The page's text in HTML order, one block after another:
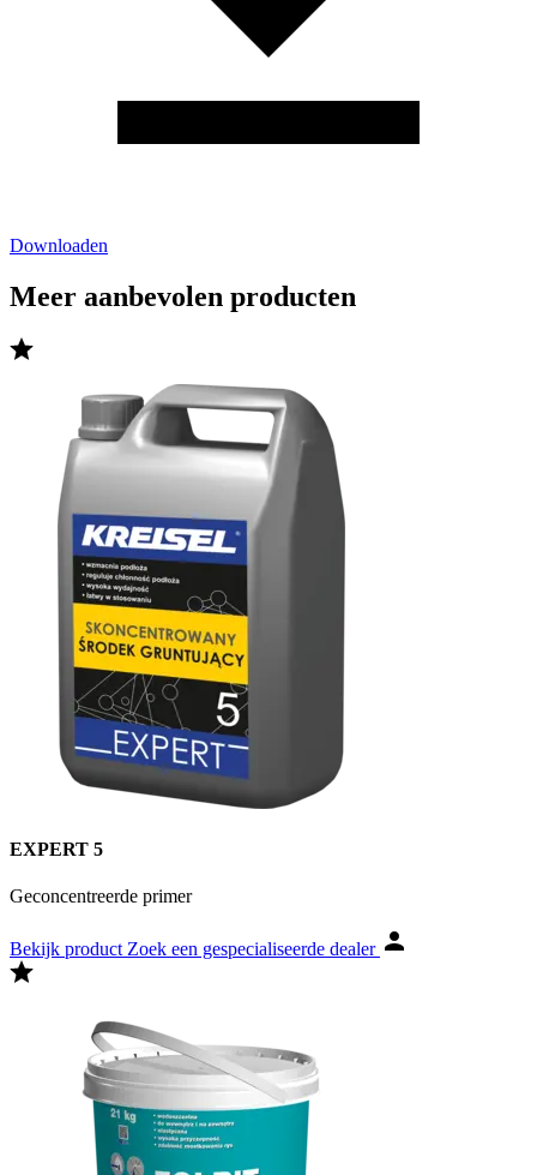
Downloaden
Meer aanbevolen producten
EXPERT 5
Geconcentreerde primer
Bekijk product Zoek een gespecialiseerde dealer